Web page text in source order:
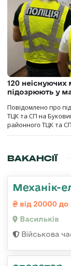
120 неіснуючих
підозрюють у
Повідомлено про
ТЦК та СП на
районного ТЦК та
ВАКАНСІЇ
Механік-
від 20000
Васильків
Військова